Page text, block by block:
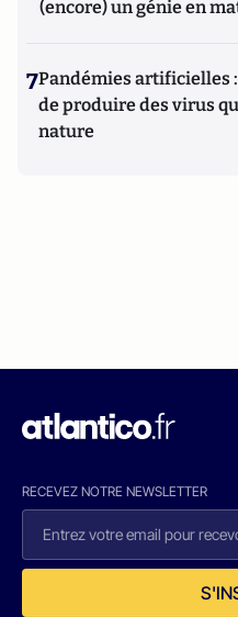
(encore) un génie en
7Pandémies artificielles
de produire des virus
nature
RECEVEZ NOTRE NEWSLETTER